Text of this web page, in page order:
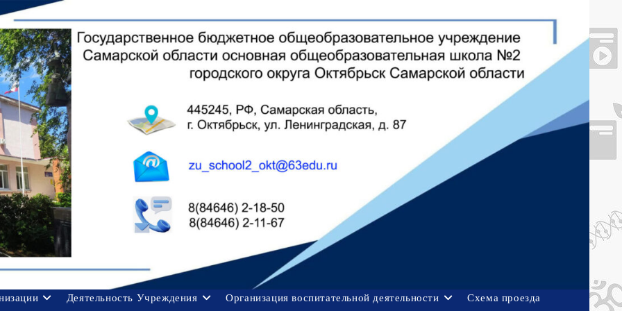
Деятельность Учреждения Организация воспитательной деятельности
Схема проезда